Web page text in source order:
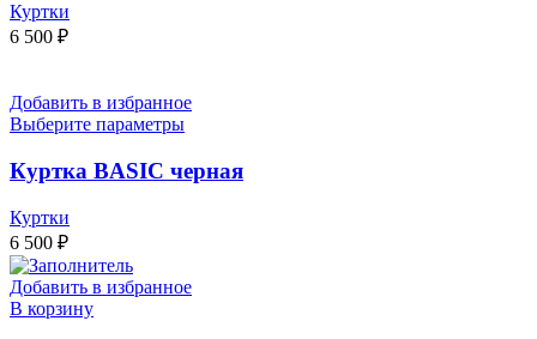
Куртки
6 500 ₽
Добавить в избранное
Выберите параметры
Куртка BASIC черная
Куртки
6 500 ₽
Добавить в избранное
В корзину